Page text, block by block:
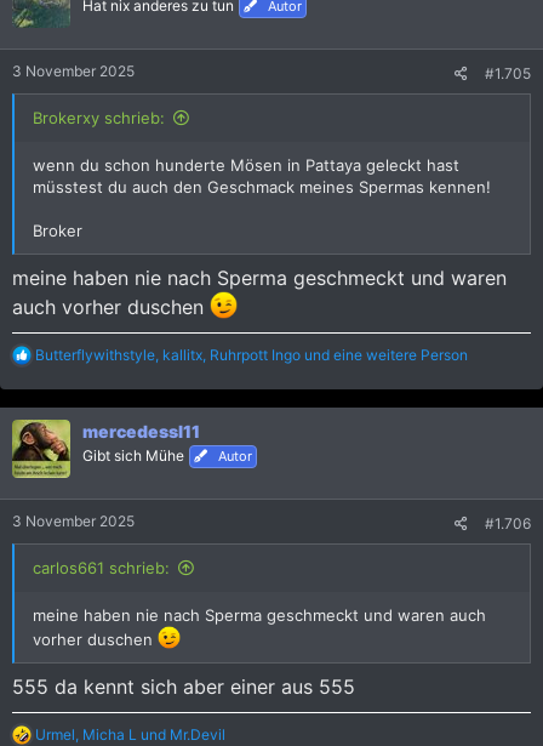
o
n
:
Hat nix anderes zu tun Autor
3 November 2025 #1.705
Brokerxy schrieb:
wenn du schon hunderte Mösen in Pattaya geleckt hast
müsstest du auch den Geschmack meines Spermas kennen!
Broker
meine haben nie nach Sperma geschmeckt und waren
auch vorher duschen
R
a
k
t
i
o
n
:
Butterflywithstyle, kallitx, Ruhrpott Ingo und eine weitere Person
mercedessl11
Gibt sich Mühe Autor
3 November 2025 #1.706
carlos661 schrieb:
meine haben nie nach Sperma geschmeckt und waren auch
vorher duschen
555 da kennt sich aber einer aus 555
R
Urmel, Micha L und Mr.Devil